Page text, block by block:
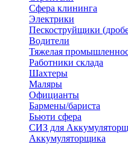
Сфера клининга
Электрики
Пескоструйщики
Водители
Тяжелая
Работники склада
Шахтеры
Маляры
Официанты
Бармены/бариста
Бьюти сфера
СИЗ для
Аккумуляторщика